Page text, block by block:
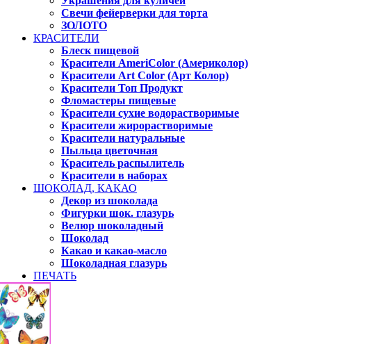
Свечи фейерверки для торта
ЗОЛОТО
КРАСИТЕЛИ
Блеск пищевой
Красители AmeriColor (Америколор)
Красители Art Color (Арт Колор)
Красители Топ Продукт
Фломастеры пищевые
Красители сухие водорастворимые
Красители жирорастворимые
Красители натуральные
Пыльца цветочная
Краситель распылитель
Красители в наборах
ШОКОЛАД, КАКАО
Декор из шоколада
Фигурки шок. глазурь
Велюр шоколадный
Шоколад
Какао и какао-масло
Шоколадная глазурь
ПЕЧАТЬ